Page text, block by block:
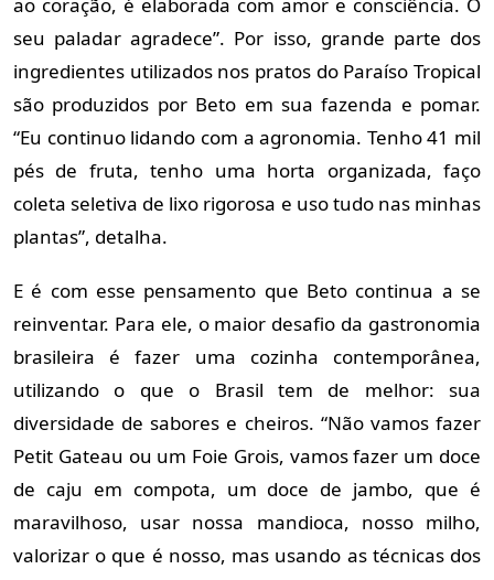
seu paladar agradece”. Por isso, grande parte dos
ingredientes utilizados nos pratos do Paraíso Tropical
são produzidos por Beto em sua fazenda e pomar.
“Eu continuo lidando com a agronomia. Tenho 41 mil
pés de fruta, tenho uma horta organizada, faço
coleta seletiva de lixo rigorosa e uso tudo nas minhas
plantas”, detalha.
E é com esse pensamento que Beto continua a se
reinventar. Para ele, o maior desafio da gastronomia
brasileira é fazer uma cozinha contemporânea,
utilizando o que o Brasil tem de melhor: sua
diversidade de sabores e cheiros. “Não vamos fazer
Petit Gateau ou um Foie Grois, vamos fazer um doce
de caju em compota, um doce de jambo, que é
maravilhoso, usar nossa mandioca, nosso milho,
valorizar o que é nosso, mas usando as técnicas dos